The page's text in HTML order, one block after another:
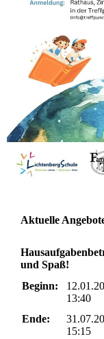
Aktuelle
und Spaß!
Beginn:
13:40
Ende:
15:15